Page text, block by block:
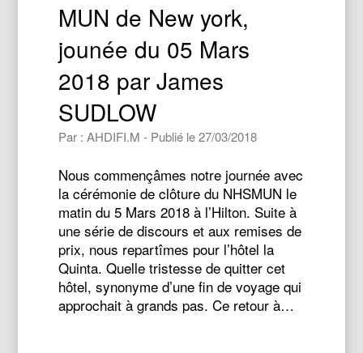
MUN de New york,
jounée du 05 Mars
2018 par James
SUDLOW
Par : AHDIFI.M - Publié le 27/03/2018
Nous commençâmes notre journée avec
la cérémonie de clôture du NHSMUN le
matin du 5 Mars 2018 à l’Hilton. Suite à
une série de discours et aux remises de
prix, nous repartîmes pour l’hôtel la
Quinta. Quelle tristesse de quitter cet
hôtel, synonyme d’une fin de voyage qui
approchait à grands pas. Ce retour à…